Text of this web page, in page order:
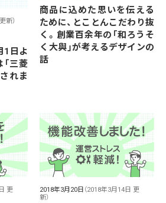
新）
1日よ
三菱
れま
商品に込めた思いを伝える
ために、とことんこだわり抜
く。創業百余年の「和ろうそ
く大與」が考えるデザインの
話
更
2018年3月20日 （2018年3月14日 更
新）